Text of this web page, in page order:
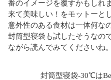
番のイメージを覆すかもしれ
来て美味しい！をモットーと
意外性のある食材は一体何な
封筒型寝袋も試したそうなの
ながら読んでみてくださいね。
封筒型寝袋-30℃は